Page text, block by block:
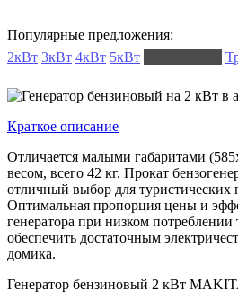
Популярные предложения:
2кВт 3кВт 4кВт 5кВт
Краткое описание
Отличается малыми габаритами
весом, всего 42 кг. Прокат
отличный выбор для туристических
Оптимальная пропорция цены и
генератора при низком потреблении
обеспечить достаточным
домика.
Генератор бензиновый 2 кВт